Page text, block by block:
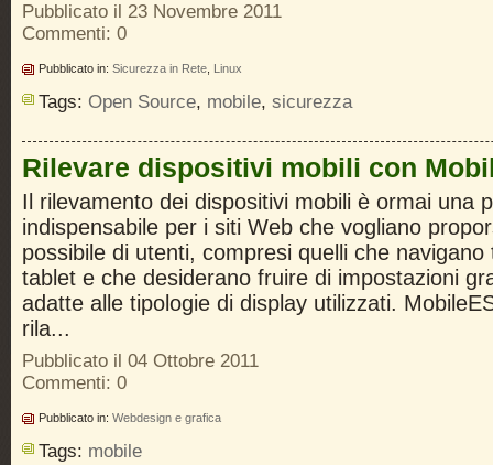
Pubblicato il 23 Novembre 2011
Commenti: 0
Pubblicato in: Sicurezza in Rete Linux
Tags: Open Source, mobile, sicurezza
Rilevare dispositivi mobili con
Il rilevamento dei dispositivi mobili è ormai una
indispensabile per i siti Web che vogliano
possibile di utenti, compresi quelli che
tablet e che desiderano fruire di impostazioni
adatte alle tipologie di display utilizzati.
rila...
Pubblicato il 04 Ottobre 2011
Commenti: 0
Pubblicato in: Webdesign e grafica
Tags: mobile